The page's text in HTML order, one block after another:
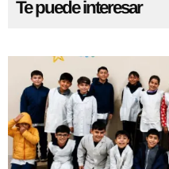
Te puede interesar